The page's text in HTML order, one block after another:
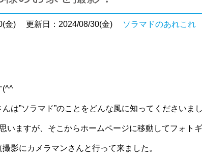
金) 更新日：2024/08/30(金) ソラマドのあれこれ
(^^
は”ソラマド”のことをどんな風に知ってくださいま
いますが、そこからホームページに移動してフォト
影にカメラマンさんと行って来ました。